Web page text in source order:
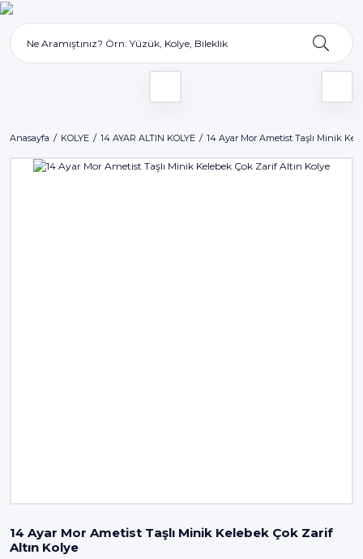
Anasayfa KOLYE 14 AYAR ALTIN KOLYE 14 Ayar Mor Ametist Taşlı Minik
14 Ayar Mor Ametist Taşlı Minik Kelebek Çok Zarif
Altın Kolye